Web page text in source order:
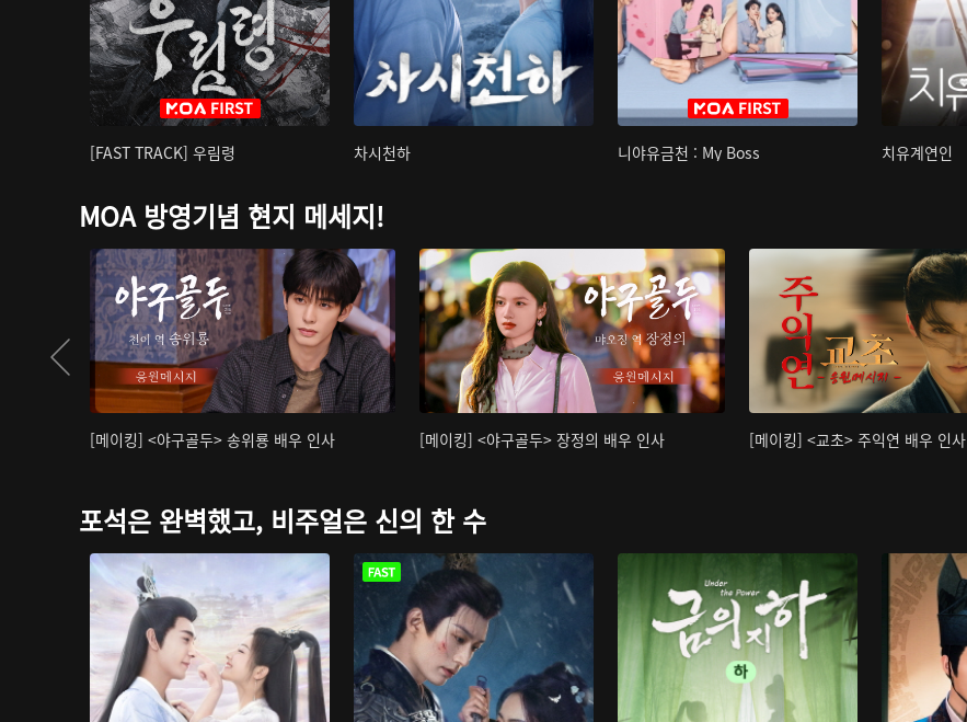
[FAST TRACK] 우림령 차시천하 니야유금천 : My Boss 치유계연인
MOA 방영기념 현지 메세지!
[메이킹] <야구골두> 송위룡 배우 인사 [메이킹] <야구골두> 장정의 배우 인사 [메이킹] <교초> 주익연 배우 인사
포석은 완벽했고, 비주얼은 신의 한 수